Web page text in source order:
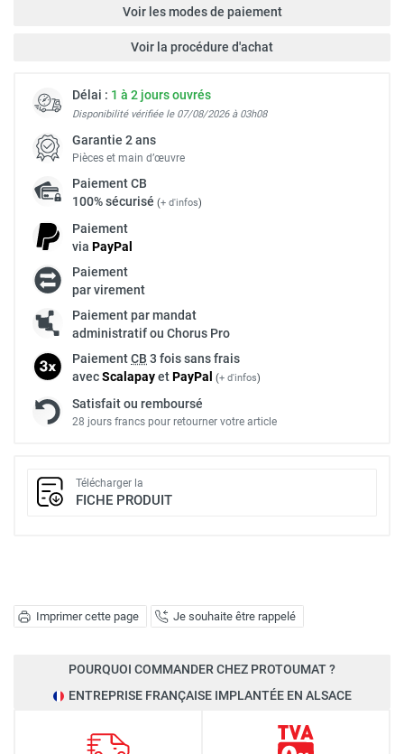
Imprimer cette page Je souhaite être rappelé
Voir les modes de paiement
Voir la procédure d'achat
Délai : 1 à 2 jours ouvrés
Disponibilité vérifiée le 07/08/2026 à 03h08
Garantie 2 ans
Pièces et main d’œuvre
PaiementCB
100% sécurisé (+ d'infos)
Paiement
via PayPal
Paiement
par virement
Paiement par mandat
administratif ou Chorus Pro
PaiementCB 3 fois sans frais
avecScalapayetPayPal (+ d'infos)
Satisfait ou remboursé
28 jours francs pour retourner votre article
Télécharger la
FICHE PRODUIT
POURQUOI COMMANDER CHEZ PROTOUMAT ?
ENTREPRISE FRANÇAISE IMPLANTÉE EN ALSACE